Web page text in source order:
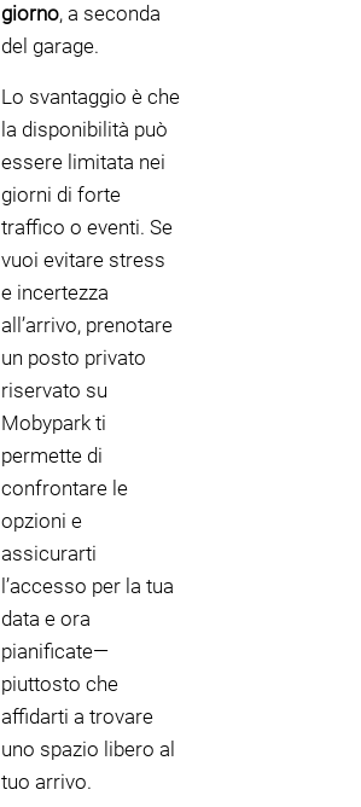
giorno, a seconda
del garage.
Lo svantaggio è che
la disponibilità può
essere limitata nei
giorni di forte
traffico o eventi. Se
vuoi evitare stress
e incertezza
all’arrivo, prenotare
un posto privato
riservato su
Mobypark ti
permette di
confrontare le
opzioni e
assicurarti
l’accesso per la tua
data e ora
pianificate—
piuttosto che
affidarti a trovare
uno spazio libero al
tuo arrivo.